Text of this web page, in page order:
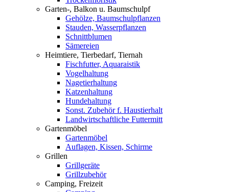
Garten-, Balkon u. Baumschulpf
Gehölze, Baumschulpflanzen
Stauden, Wasserpflanzen
Schnittblumen
Sämereien
Heimtiere, Tierbedarf, Tiernah
Fischfutter, Aquaraistik
Vogelhaltung
Nagetierhaltung
Katzenhaltung
Hundehaltung
Sonst. Zubehör f. Haustierhalt
Landwirtschaftliche Futtermitt
Gartenmöbel
Gartenmöbel
Auflagen, Kissen, Schirme
Grillen
Grillgeräte
Grillzubehör
Camping, Freizeit